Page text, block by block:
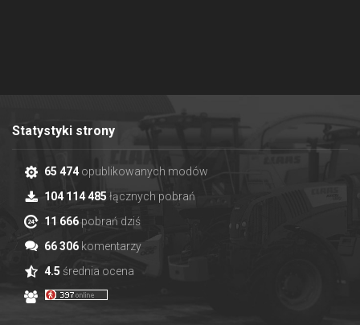
Statystyki strony
65 474 opublikowanych modów
104 114 485 łącznych pobrań
11 666pobrań dziś
66 306 komentarzy
4.5 średnia ocena